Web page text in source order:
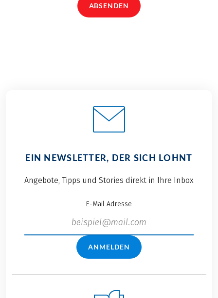
ABSENDEN
EIN NEWSLETTER, DER SICH LOHNT
Angebote, Tipps und Stories direkt in Ihre Inbox
E-Mail Adresse
ANMELDEN